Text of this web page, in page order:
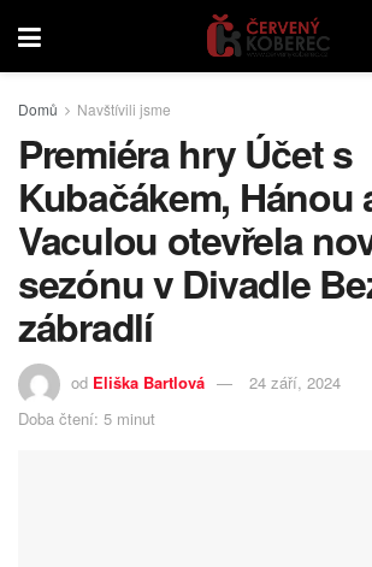
Domů Navštívili jsme
Premiéra hry Účet s
Kubačákem, Hánou
Vaculou otevřela
sezónu v Divadle
zábradlí
od Eliška Bartlová
24 září, 2024
Doba čtení: 5 minut